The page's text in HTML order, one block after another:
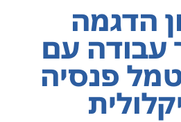
הדגמה
עבודה עם
פנסיה